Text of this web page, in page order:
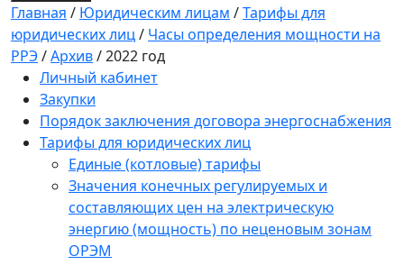
Главная / Юридическим лицам /Тарифы для
юридических лиц/ Часы определения мощности на
РРЭ/Архив/2022 год
Личный кабинет
Закупки
Порядок заключения договора энергоснабжения
Тарифы для юридических лиц
Единые (котловые) тарифы
Значения конечных регулируемых и
составляющих цен на электрическую
энергию (мощность) по неценовым зонам
ОРЭМ